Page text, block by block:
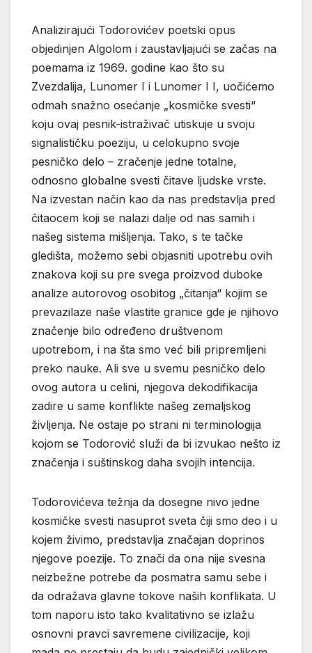
Analizirajući Todorovićev poetski opus
objedinjen Algolom i zaustavljajući se začas na
poemama iz 1969. godine kao što su
Zvezdalija, Lunomer I i Lunomer I I, uočićemo
odmah snažno osećanje „kosmičke svesti“
koju ovaj pesnik-istraživač utiskuje u svoju
signalističku poeziju, u celokupno svoje
pesničko delo – zračenje jedne totalne,
odnosno globalne svesti čitave ljudske vrste.
Na izvestan način kao da nas predstavlja pred
čitaocem koji se nalazi dalje od nas samih i
našeg sistema mišljenja. Tako, s te tačke
gledišta, možemo sebi objasniti upotrebu ovih
znakova koji su pre svega proizvod duboke
analize autorovog osobitog „čitanja“ kojim se
prevazilaze naše vlastite granice gde je njihovo
značenje bilo određeno društvenom
upotrebom, i na šta smo već bili pripremljeni
preko nauke. Ali sve u svemu pesničko delo
ovog autora u celini, njegova dekodifikacija
zadire u same konflikte našeg zemaljskog
življenja. Ne ostaje po strani ni terminologija
kojom se Todorović služi da bi izvukao nešto iz
značenja i suštinskog daha svojih intencija.
Todorovićeva težnja da dosegne nivo jedne
kosmičke svesti nasuprot sveta čiji smo deo i u
kojem živimo, predstavlja značajan doprinos
njegove poezije. To znači da ona nije svesna
neizbežne potrebe da posmatra samu sebe i
da odražava glavne tokove naših konflikata. U
tom naporu isto tako kvalitativno se izlažu
osnovni pravci savremene civilizacije, koji